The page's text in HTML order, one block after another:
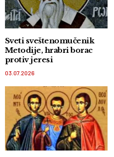
Sveti sveštenomučenik
Metodije, hrabri borac
protiv jeresi
03.07.2026